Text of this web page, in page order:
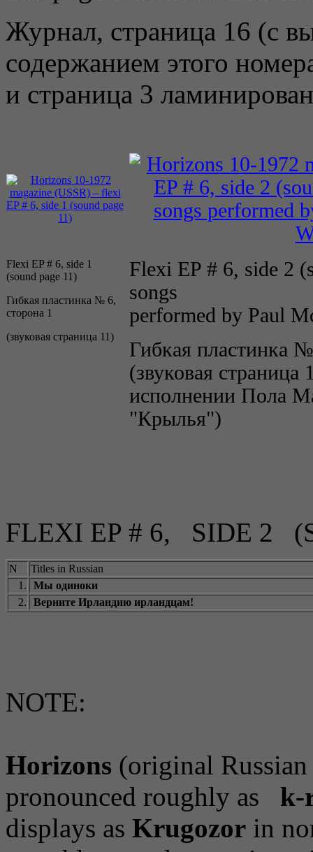
Журнал, страница 16 (с
содержанием этого
и страница 3
Flexi EP # 6, side 1
(sound page 11)
Гибкая пластинка № 6,
сторона 1
(звуковая страница 11)
Flexi EP # 6, side 2
songs
performed by Paul
Гибкая пластинка
(звуковая
исполнении Пола
"Крылья")
FLEXI EP # 6, SIDE 2
N
Titles in Russian
1.
Мы одиноки
2.
Верните Ирландию ирландцам!
NOTE:
Horizons (original
pronounced roughly as k-
displays as Krugozor in